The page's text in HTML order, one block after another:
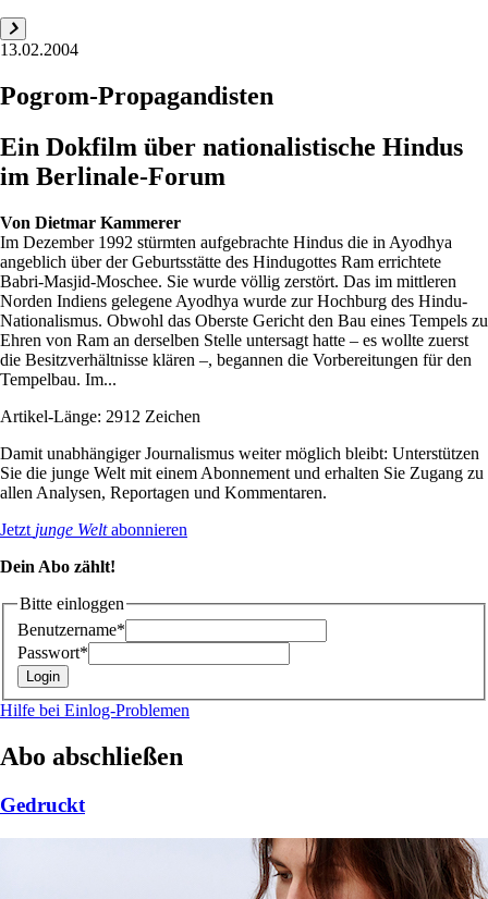
13.02.2004
Pogrom-Propagandisten
Ein Dokfilm über nationalistische Hindus
im Berlinale-Forum
Von Dietmar Kammerer
Im Dezember 1992 stürmten aufgebrachte Hindus die in Ayodhya
angeblich über der Geburtsstätte des Hindugottes Ram errichtete
Babri-Masjid-Moschee. Sie wurde völlig zerstört. Das im mittleren
Norden Indiens gelegene Ayodhya wurde zur Hochburg des Hindu-
Nationalismus. Obwohl das Oberste Gericht den Bau eines Tempels zu
Ehren von Ram an derselben Stelle untersagt hatte – es wollte zuerst
die Besitzverhältnisse klären –, begannen die Vorbereitungen für den
Tempelbau. Im...
Artikel-Länge: 2912 Zeichen
Damit unabhängiger Journalismus weiter möglich bleibt: Unterstützen
Sie die junge Welt mit einem Abonnement und erhalten Sie Zugang zu
allen Analysen, Reportagen und Kommentaren.
Jetzt junge Weltabonnieren
Dein Abo zählt!
Bitte einloggen
Benutzername*
Passwort*
Hilfe bei Einlog-Problemen
Abo abschließen
Gedruckt